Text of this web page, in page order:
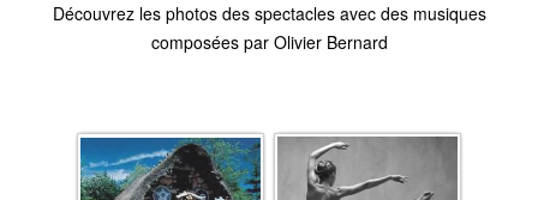
Découvrez les photos des spectacles avec des musiques
composées par Olivier Bernard